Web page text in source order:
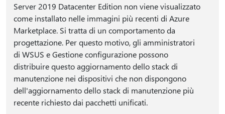
Server 2019 Datacenter Edition non viene visualizzato
come installato nelle immagini più recenti di Azure
Marketplace. Si tratta di un comportamento da
progettazione. Per questo motivo, gli amministratori
di WSUS e Gestione configurazione possono
distribuire questo aggiornamento dello stack di
manutenzione nei dispositivi che non dispongono
dell'aggiornamento dello stack di manutenzione più
recente richiesto dai pacchetti unificati.